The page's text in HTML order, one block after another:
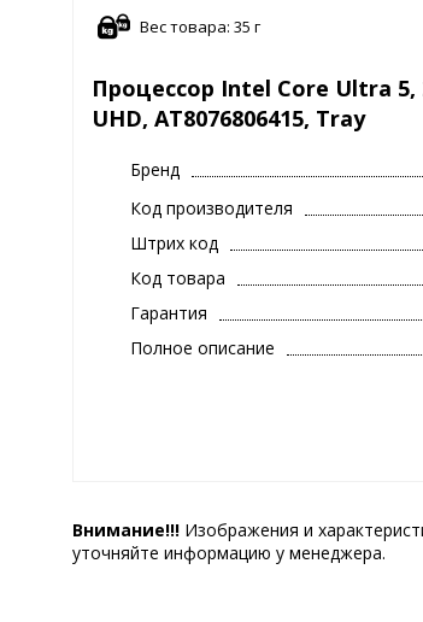
Вес товара: 35 г
Процессор Intel Core Ultra 5,
UHD, AT8076806415, Tray
Бренд
Код производителя
Штрих код
Код товара
Гарантия
Полное описание
Внимание!!! Изображения и
уточняйте информацию у менеджера.